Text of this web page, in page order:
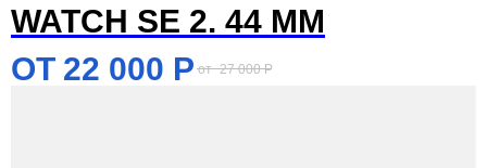
WATCH SE 2. 44 MM
22 000 Р 27 000 Р